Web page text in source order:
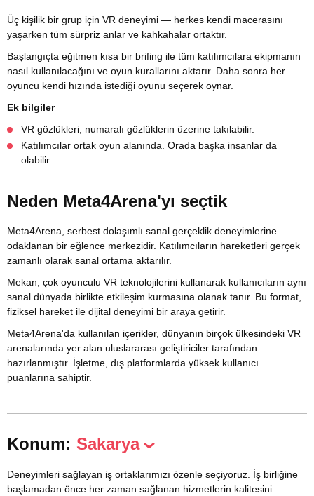
Üç kişilik bir grup için VR deneyimi — herkes kendi macerasını
yaşarken tüm sürpriz anlar ve kahkahalar ortaktır.
Başlangıçta eğitmen kısa bir brifing ile tüm katılımcılara ekipmanın
nasıl kullanılacağını ve oyun kurallarını aktarır. Daha sonra her
oyuncu kendi hızında istediği oyunu seçerek oynar.
Ek bilgiler
VR gözlükleri, numaralı gözlüklerin üzerine takılabilir.
Katılımcılar ortak oyun alanında. Orada başka insanlar da
olabilir.
Neden Meta4Arena'yı seçtik
Meta4Arena, serbest dolaşımlı sanal gerçeklik deneyimlerine
odaklanan bir eğlence merkezidir. Katılımcıların hareketleri gerçek
zamanlı olarak sanal ortama aktarılır.
Mekan, çok oyunculu VR teknolojilerini kullanarak kullanıcıların aynı
sanal dünyada birlikte etkileşim kurmasına olanak tanır. Bu format,
fiziksel hareket ile dijital deneyimi bir araya getirir.
Meta4Arena'da kullanılan içerikler, dünyanın birçok ülkesindeki VR
arenalarında yer alan uluslararası geliştiriciler tarafından
hazırlanmıştır. İşletme, dış platformlarda yüksek kullanıcı
puanlarına sahiptir.
Konum: Sakarya
Deneyimleri sağlayan iş ortaklarımızı özenle seçiyoruz. İş birliğine
başlamadan önce her zaman sağlanan hizmetlerin kalitesini